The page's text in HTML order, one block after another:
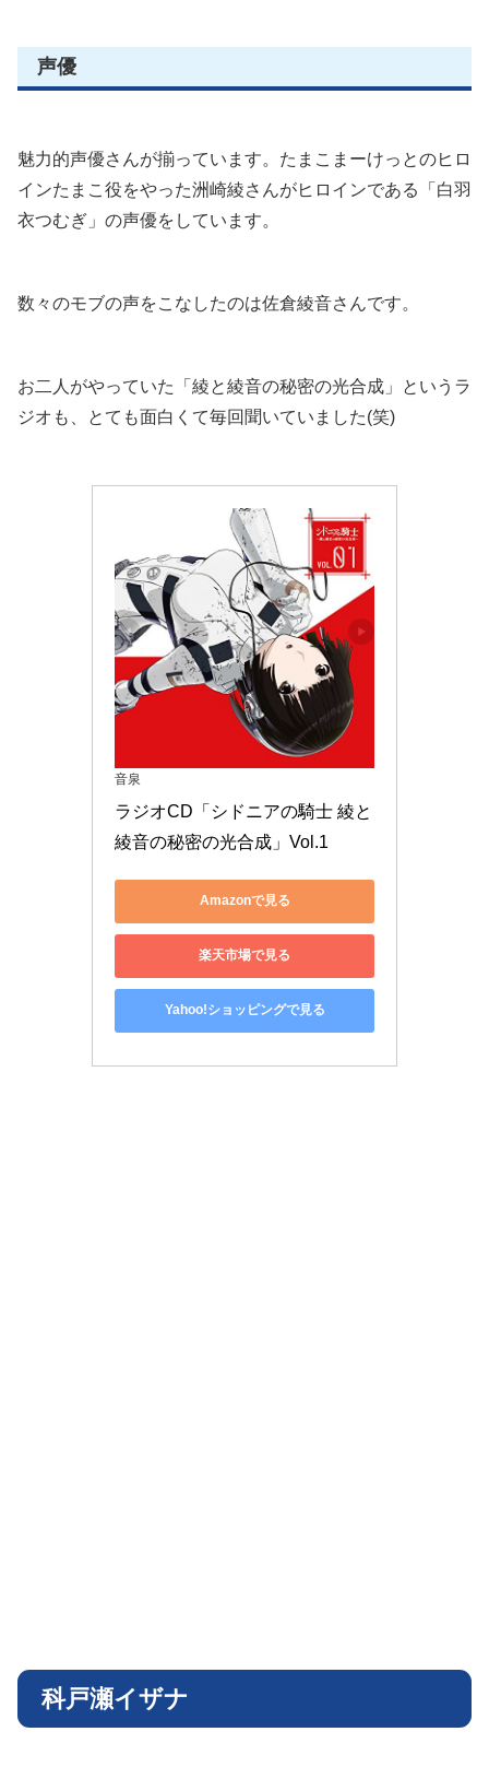
声優
魅力的声優さんが揃っています。たまこまーけっとのヒロ
インたまこ役をやった洲崎綾さんがヒロインである「白羽
衣つむぎ」の声優をしています。
数々のモブの声をこなしたのは佐倉綾音さんです。
お二人がやっていた「綾と綾音の秘密の光合成」というラ
ジオも、とても面白くて毎回聞いていました(笑)
音泉
ラジオCD「シドニアの騎士 綾と
綾音の秘密の光合成」Vol.1
Amazonで見る
楽天市場で見る
Yahoo!ショッピングで見る
科戸瀬イザナ